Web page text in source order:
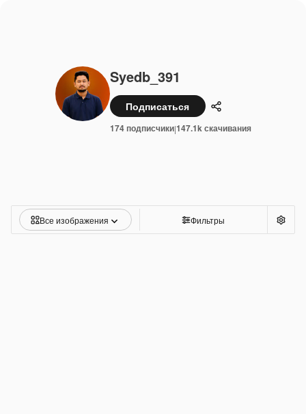
Syedb_391
Подписаться Поделиться
174 подписчики|147.1k скачивания
Все изображения Фильтры